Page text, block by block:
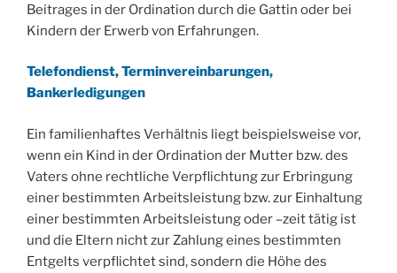
Beitrages in der Ordination durch die Gattin oder bei
Kindern der Erwerb von Erfahrungen.
Telefondienst, Terminvereinbarungen,
Bankerledigungen
Ein familienhaftes Verhältnis liegt beispielsweise vor,
wenn ein Kind in der Ordination der Mutter bzw. des
Vaters ohne rechtliche Verpflichtung zur Erbringung
einer bestimmten Arbeitsleistung bzw. zur Einhaltung
einer bestimmten Arbeitsleistung oder –zeit tätig ist
und die Eltern nicht zur Zahlung eines bestimmten
Entgelts verpflichtet sind, sondern die Höhe des